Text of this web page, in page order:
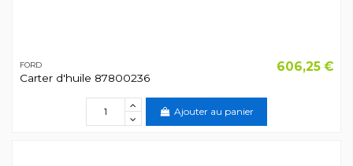
FORD
Carter d'huile 87800236
606,25 €
Ajouter au panier